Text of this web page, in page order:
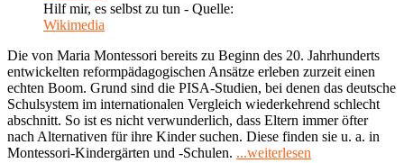
Hilf mir, es selbst zu tun - Quelle:
Wikimedia
Die von Maria Montessori bereits zu Beginn des 20. Jahrhunderts
entwickelten reformpädagogischen Ansätze erleben zurzeit einen
echten Boom. Grund sind die PISA-Studien, bei denen das deutsche
Schulsystem im internationalen Vergleich wiederkehrend schlecht
abschnitt. So ist es nicht verwunderlich, dass Eltern immer öfter
nach Alternativen für ihre Kinder suchen. Diese finden sie u. a. in
Montessori-Kindergärten und -Schulen. ...weiterlesen